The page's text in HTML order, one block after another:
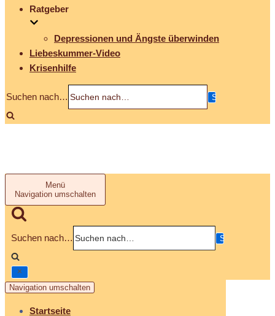
Ratgeber
Depressionen und Ängste überwinden
Liebeskummer-Video
Krisenhilfe
Suchen nach…
Menü
Navigation umschalten
Suchen nach…
Navigation umschalten
Startseite